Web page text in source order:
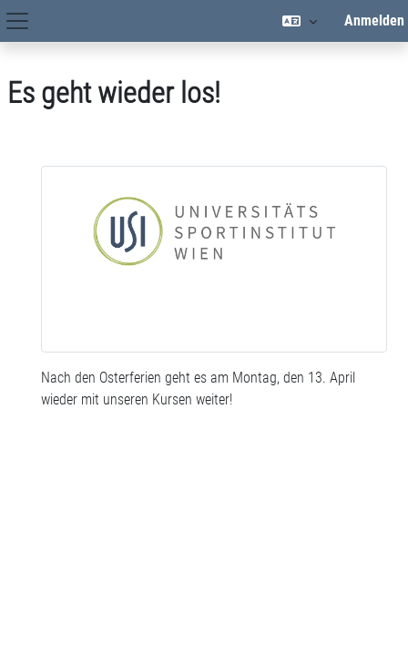
Zum Hauptinhalt
Hauptnavigation
Anmelden
Es geht wieder los!
Nach den Osterferien geht es am Montag, den 13. April
wieder mit unseren Kursen weiter!